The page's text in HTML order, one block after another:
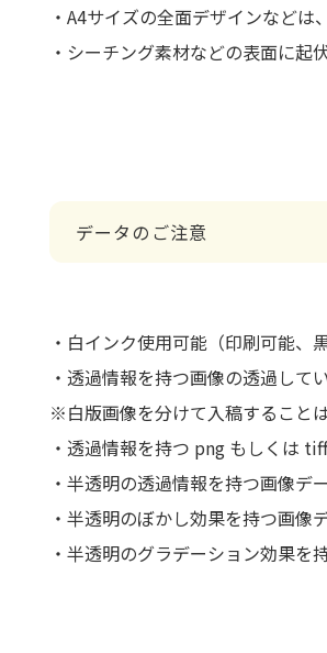
・A4サイズの全面デザインなど
・シーチング素材などの表面に
データのご注意
・白インク使用可能（印刷可能、
・透過情報を持つ画像の透過して
※白版画像を分けて入稿すること
・透過情報を持つ png もしくは
・半透明の透過情報を持つ画像デ
・半透明のぼかし効果を持つ画像
・半透明のグラデーション効果を